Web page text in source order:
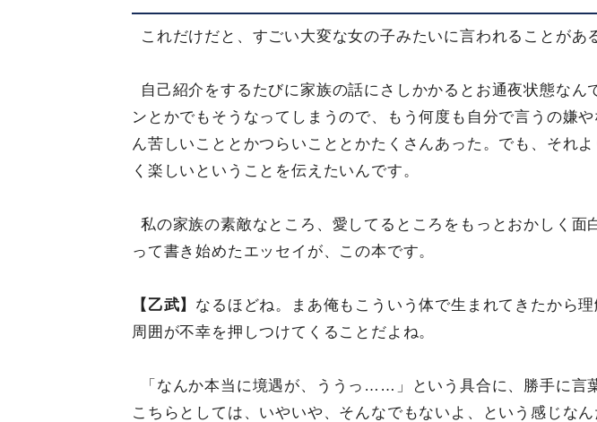
これだけだと、すごい大変な女の子みたいに言われることがあ
自己紹介をするたびに家族の話にさしかかるとお通夜状態なん
ンとかでもそうなってしまうので、もう何度も自分で言うの嫌
ん苦しいこととかつらいこととかたくさんあった。でも、それ
く楽しいということを伝えたいんです。
私の家族の素敵なところ、愛してるところをもっとおかしく面
って書き始めたエッセイが、この本です。
【乙武】 なるほどね。まあ俺もこういう体で生まれてきたから
周囲が不幸を押しつけてくることだよね。
「なんか本当に境遇が、ううっ……」という具合に、勝手に言
こちらとしては、いやいや、そんなでもないよ、という感じなん